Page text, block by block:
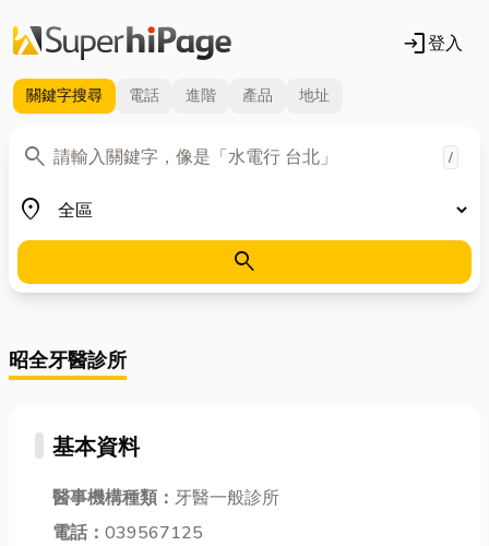
login登入
關鍵字搜尋 電話 進階 產品 地址
search
關鍵字 /
place
地區
search
昭全牙醫診所
基本資料
醫事機構種類： 牙醫一般診所
電話： 039567125